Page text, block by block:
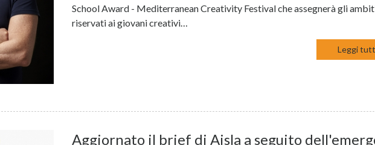
School Award - Mediterranean Creativity Festival che assegnerà gli
riservati ai giovani creativi…
Leggi
Aggiornato il brief di Aisla a seguito